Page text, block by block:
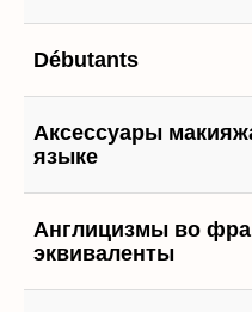
Débutants
Аксессуары
языке
Англицизмы во
эквиваленты